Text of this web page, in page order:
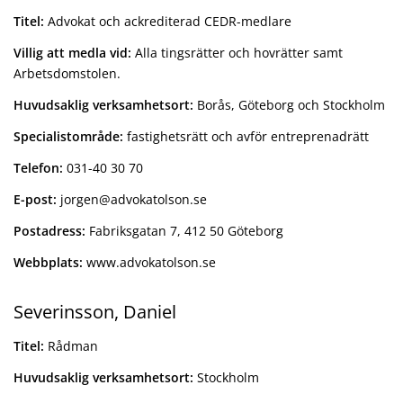
Titel: Advokat och ackrediterad CEDR-medlare
Villig att medla vid: Alla tingsrätter och hovrätter samt
Arbetsdomstolen.
Huvudsaklig verksamhetsort: Borås, Göteborg och Stockholm
Specialistområde: fastighetsrätt och avför entreprenadrätt
Telefon: 031-40 30 70
E-post: jorgen@advokatolson.se
Postadress: Fabriksgatan 7, 412 50 Göteborg
Webbplats: www.advokatolson.se
Severinsson, Daniel
Titel: Rådman
Huvudsaklig verksamhetsort: Stockholm